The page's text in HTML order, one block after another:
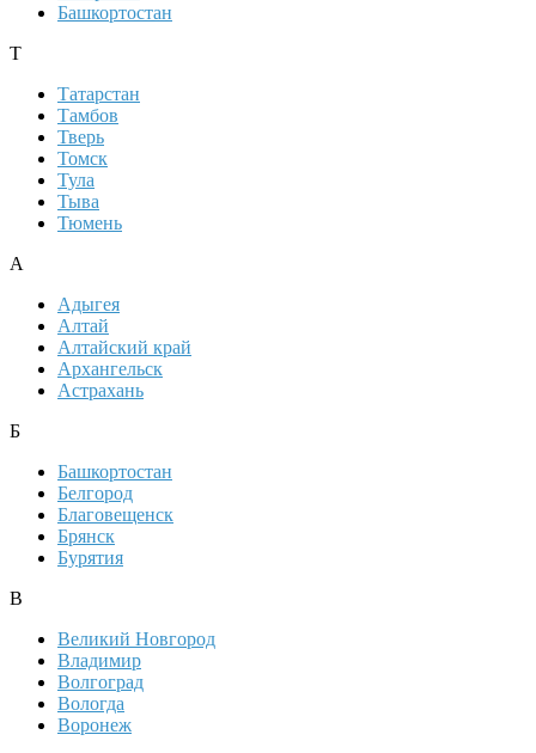
Башкортостан
Т
Татарстан
Тамбов
Тверь
Томск
Тула
Тыва
Тюмень
А
Адыгея
Алтай
Алтайский край
Архангельск
Астрахань
Б
Башкортостан
Белгород
Благовещенск
Брянск
Бурятия
В
Великий Новгород
Владимир
Волгоград
Вологда
Воронеж